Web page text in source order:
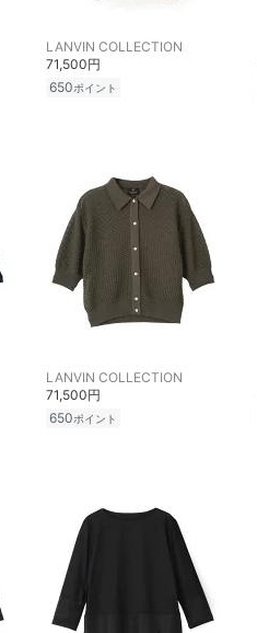
LANVIN COLLECTION
71,500円
650ポイント
LANVIN COLLECTION
71,500円
650ポイント